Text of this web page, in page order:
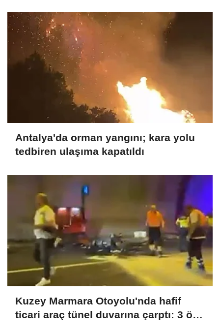
Antalya'da orman yangını; kara yolu
tedbiren ulaşıma kapatıldı
Kuzey Marmara Otoyolu'nda hafif
ticari araç tünel duvarına çarptı: 3 ölü,